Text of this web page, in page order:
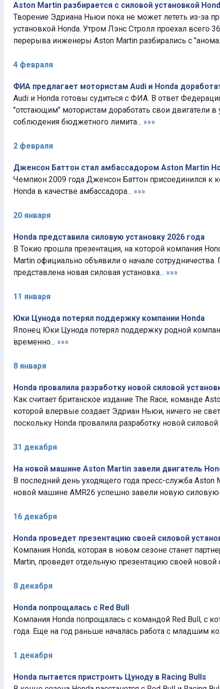
Aston Martin разбирается с силовой установкой
Творение Эдриана Ньюи пока не может лететь из-за
установкой Honda. Утром Лэнс Стролл проехал всего
перерыва инженеры Aston Martin разбирались с
4 февраля
ФИА предлагает мотористам Audi и Honda
Audi и Honda готовы судиться с ФИА. В ответ
"отстающим" мотористам доработать свои двигатели
соблюдения бюджетного лимита... »»»
2 февраля
Дженсон Баттон стал амбассадором Aston Martin
Чемпион 2009 года Дженсон Баттон присоединился к
Honda в качестве амбассадора... »»»
20 января
Honda представила силовую установку 2026 года
В Токио прошла презентация, на которой компания
Martin официально объявили о начале
представлена новая силовая установка... »»»
11 января
Юки Цунода потерял поддержку компании Honda
Японец Юки Цунода потерял поддержку родной
временно... »»»
8 января
Honda провалила разработку новой силовой
Как считает британское издание The Race, команде
которой впервые создает Эдриан Ньюи, ничего не
поскольку Honda провалила разработку новой силовой
31 декабря
На новой машине Aston Martin завели двигатель
В последний день уходящего года пресс-служба Aston
новой машине AMR26 успешно завели новую силовую
16 декабря
Honda проведет презентацию своей силовой
Компания Honda, которая в новом сезоне станет
Martin, проведет отдельную презентацию своей новой
8 декабря
Honda попрощалась с Red Bull
Компания Honda попрощалась с командой Red Bull, с
года. Еще на год раньше началась работа с младшим
1 декабря
Honda пытается пристроить Цуноду в Racing Bulls